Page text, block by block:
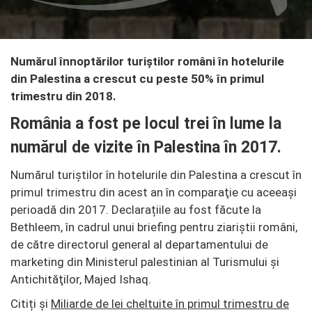
Numărul înnoptărilor turiştilor români în hotelurile
din Palestina a crescut cu peste 50% în primul
trimestru din 2018.
România a fost pe locul trei în lume la
numărul de vizite în Palestina în 2017.
Numărul turiștilor în hotelurile din Palestina a crescut în
primul trimestru din acest an în comparaţie cu aceeaşi
perioadă din 2017. Declarațiile au fost făcute la
Bethleem, în cadrul unui briefing pentru ziariştii români,
de către directorul general al departamentului de
marketing din Ministerul palestinian al Turismului şi
Antichităţilor, Majed Ishaq.
Citiți și Miliarde de lei cheltuite în primul trimestru de